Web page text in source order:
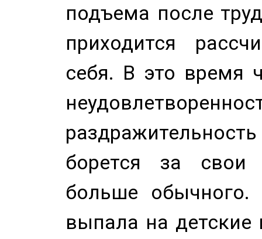
подъема после
приходится
себя. В это время
борется за свои
больше
выпала на детские